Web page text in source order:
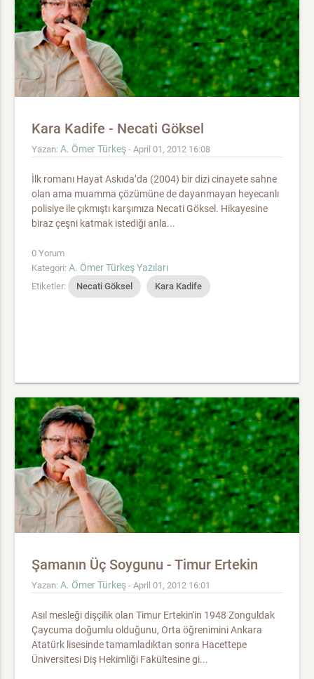
Kara Kadife - Necati Göksel
Yazan: A. Ömer Türkeş - April 01, 2012 16:08
İlk romanı Hayat Askıda’da (2004) bir dizi cinayete sahne
olan ama muamma çözümüne de dayanmayan heyecanlı
polisiye ile çıkmıştı karşımıza Necati Göksel. Hikayesine
biraz çeşni katmak istediği anla...
0 Yorum
Kategori: A. Ömer Türkeş Yazıları
Etiketler: Necati Göksel Kara Kadife
Şamanın Üç Soygunu - Timur Ertekin
Yazan: A. Ömer Türkeş - April 01, 2012 16:01
Asıl mesleği dişçilik olan Timur Ertekin'in 1948 Zonguldak
Çaycuma doğumlu olduğunu, Orta öğrenimini Ankara
Atatürk lisesinde tamamladıktan sonra Hacettepe
Üniversitesi Diş Hekimliği Fakültesine gi...